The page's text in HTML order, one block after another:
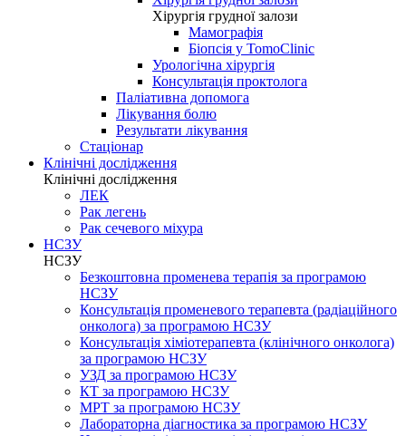
Хірургія грудної залози
Мамографія
Біопсія у TomoClinic
Урологічна хірургія
Консультація проктолога
Паліативна допомога
Лікування болю
Результати лікування
Стаціонар
Клінічні дослідження
Клінічні дослідження
ЛЕК
Рак легень
Рак сечевого міхура
НСЗУ
НСЗУ
Безкоштовна променева терапія за програмою
НСЗУ
Консультація променевого терапевта (радіаційного
онколога) за програмою НСЗУ
Консультація хіміотерапевта (клінічного онколога)
за програмою НСЗУ
УЗД за програмою НСЗУ
КТ за програмою НСЗУ
МРТ за програмою НСЗУ
Лабораторна діагностика за програмою НСЗУ